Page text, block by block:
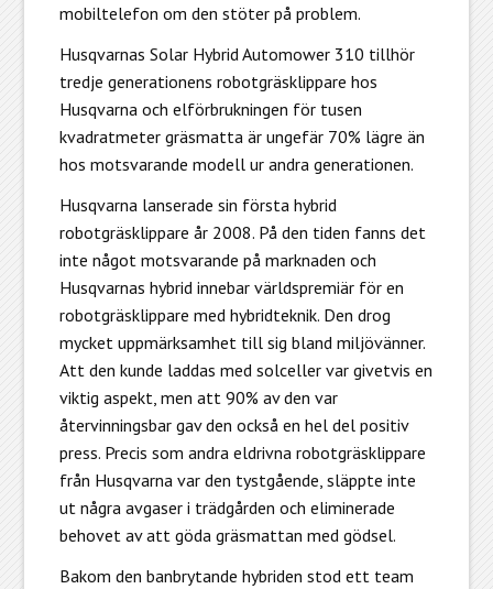
mobiltelefon om den stöter på problem.
Husqvarnas Solar Hybrid Automower 310 tillhör
tredje generationens robotgräsklippare hos
Husqvarna och elförbrukningen för tusen
kvadratmeter gräsmatta är ungefär 70% lägre än
hos motsvarande modell ur andra generationen.
Husqvarna lanserade sin första hybrid
robotgräsklippare år 2008. På den tiden fanns det
inte något motsvarande på marknaden och
Husqvarnas hybrid innebar världspremiär för en
robotgräsklippare med hybridteknik. Den drog
mycket uppmärksamhet till sig bland miljövänner.
Att den kunde laddas med solceller var givetvis en
viktig aspekt, men att 90% av den var
återvinningsbar gav den också en hel del positiv
press. Precis som andra eldrivna robotgräsklippare
från Husqvarna var den tystgående, släppte inte
ut några avgaser i trädgården och eliminerade
behovet av att göda gräsmattan med gödsel.
Bakom den banbrytande hybriden stod ett team